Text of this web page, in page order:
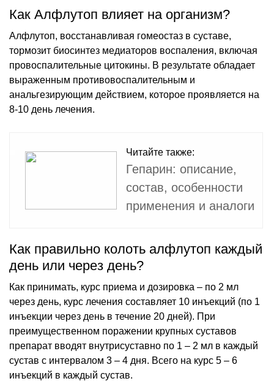
Как Алфлутоп влияет на организм?
Алфлутоп, восстанавливая гомеостаз в суставе,
тормозит биосинтез медиаторов воспаления, включая
провоспалительные цитокины. В результате обладает
выраженным противовоспалительным и
анальгезирующим действием, которое проявляется на
8-10 день лечения.
Читайте также:
Гепарин: описание,
состав, особенности
применения и аналоги
Как правильно колоть алфлутоп каждый
день или через день?
Как принимать, курс приема и дозировка – по 2 мл
через день, курс лечения составляет 10 инъекций (по 1
инъекции через день в течение 20 дней). При
преимущественном поражении крупных суставов
препарат вводят внутрисуставно по 1 – 2 мл в каждый
сустав с интервалом 3 – 4 дня. Всего на курс 5 – 6
инъекций в каждый сустав.